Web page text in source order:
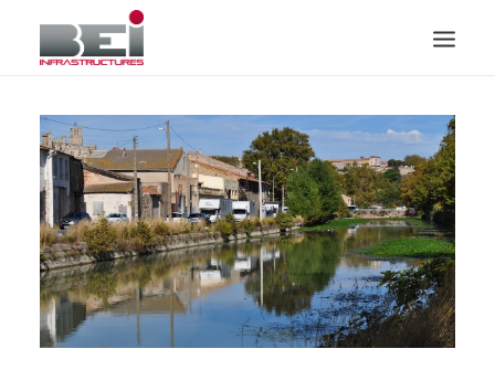
ACCUEIL
PRÉSENTATION
DOMAINES DE COMPÉTENCES
CONTACT